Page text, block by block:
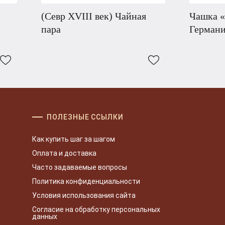
(Севр XVIII век) Чайная
пара
Чашка
ПОЛЕЗНЫЕ ССЫЛКИ
Как купить шаг за шагом
Оплата и доставка
Часто задаваемые вопросы
Политика конфиденциальности
Условия использования сайта
Согласие на обработку персональных
данных